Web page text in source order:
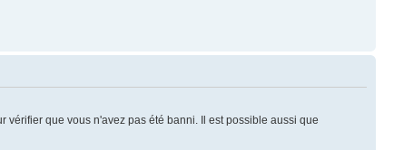
vérifier que vous n'avez pas été banni. Il est possible aussi que